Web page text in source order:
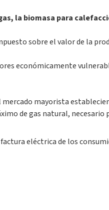
la biomasa para
sobre el valor de la
económicamente
mayorista
de gas natural, necesario
eléctrica de los